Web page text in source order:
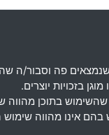
שנמצאים פה וסבור/ה
בזכויות יוצרים.
שהשימוש בתוכן
בהם אינו מהווה